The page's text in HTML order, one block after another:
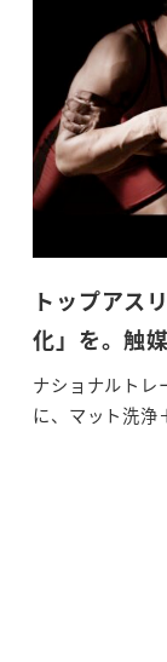
トップアス
化」を。触
ナショナルトレ
に、マット洗